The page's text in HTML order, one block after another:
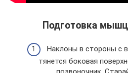
Подготовка мышц
Наклоны в стороны с
тянется боковая